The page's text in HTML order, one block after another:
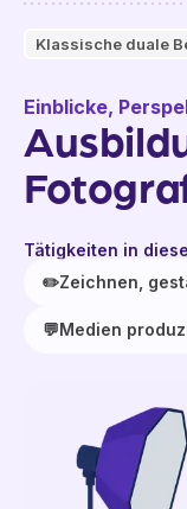
Klassische duale
Einblicke,
Tätigkeiten in
✏️Zeichnen,
💬Medien